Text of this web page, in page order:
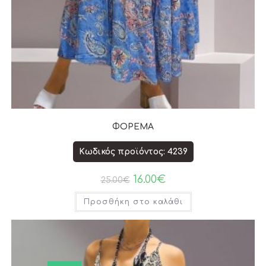
ΦΟΡΕΜΑ
Κωδικός προϊόντος: 4239
25.00€ 16.00€
Προσθήκη στο καλάθι